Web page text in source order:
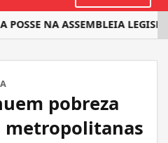
NA ASSEMBLEIA
pobreza
metropolitanas